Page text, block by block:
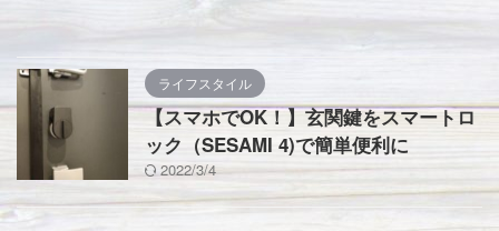
ライフスタイル
【スマホでOK！】玄関鍵をスマートロ
ック（SESAMI 4)で簡単便利に
2022/3/4